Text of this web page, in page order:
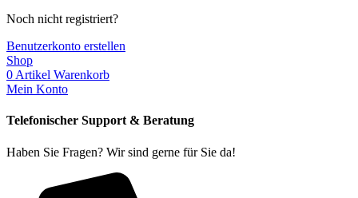
Noch nicht registriert?
Benutzerkonto erstellen
Shop
0 Artikel Warenkorb
Mein Konto
Telefonischer Support & Beratung
Haben Sie Fragen? Wir sind gerne für Sie da!